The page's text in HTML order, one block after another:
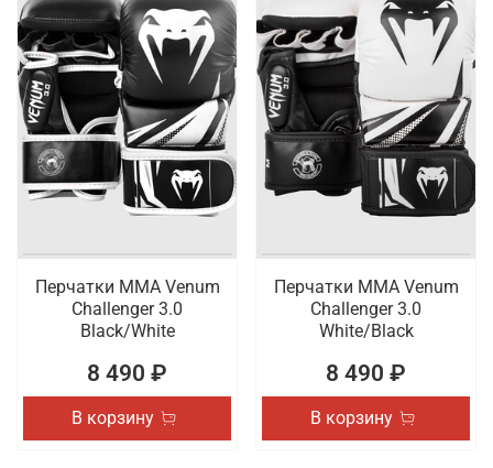
Перчатки ММА Venum
Challenger 3.0
Black/White
8 490 ₽
В корзину
Перчатки ММА Venum
Challenger 3.0
White/Black
8 490 ₽
В корзину